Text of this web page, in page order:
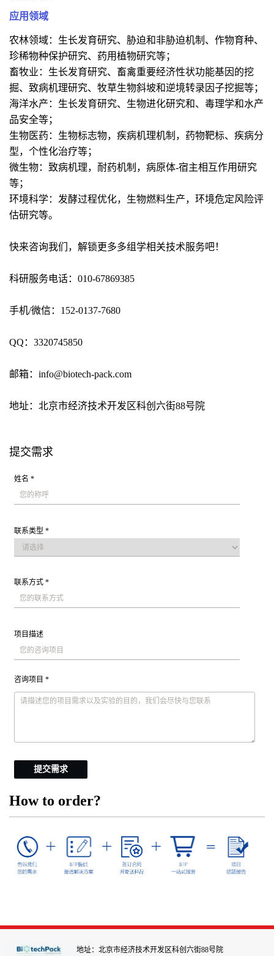
应用领域
农林领域：生长发育研究、胁迫和非胁迫机制、作物育种、
珍稀物种保护研究、药用植物研究等；
畜牧业：生长发育研究、畜禽重要经济性状功能基因的挖
掘、致病机理研究、牧草生物斜坡和逆境转录因子挖掘等；
海洋水产：生长发育研究、生物进化研究和、毒理学和水产
品安全等；
生物医药：生物标志物，疾病机理机制，药物靶标、疾病分
型，个性化治疗等；
微生物：致病机理，耐药机制，病原体-宿主相互作用研究
等；
环境科学：发酵过程优化，生物燃料生产，环境危定风险评
估研究等。
快来咨询我们，解锁更多多组学相关技术服务吧！
科研服务电话：010-67869385
手机/微信：152-0137-7680
QQ：3320745850
邮箱：info@biotech-pack.com
地址：北京市经济技术开发区科创六街88号院
提交需求
姓名 *
联系类型 *
联系方式 *
项目描述
咨询项目 *
提交需求
How to order?
地址：北京市经济技术开发区科创六街88号院